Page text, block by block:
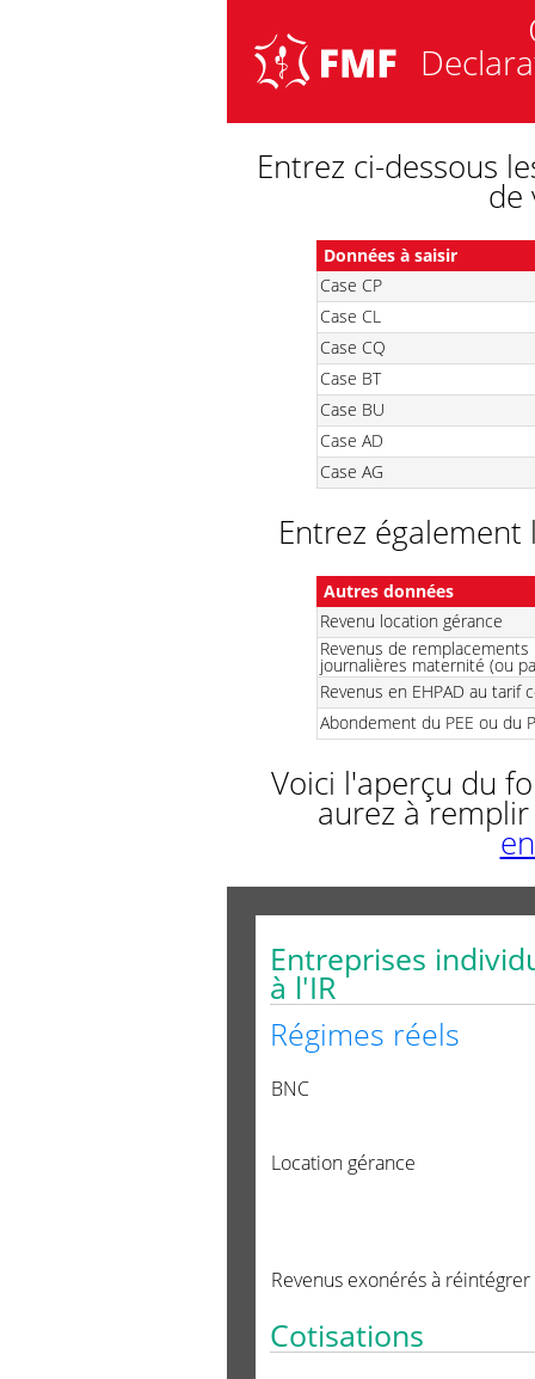
Entrez ci-dessous
de
Données à saisir
Case CP
Case CL
Case CQ
Case BT
Case BU
Case AD
Case AG
Entrez
Autres données
Revenu location gérance
Revenus de
journalières maternité (ou
Revenus en EHPAD au tarif
Abondement du PEE ou du
Voici l'aperçu du
aurez à
Entreprises
à l'IR
Régimes réels
BNC
Location gérance
Revenus exonérés à réintégrer
Cotisations